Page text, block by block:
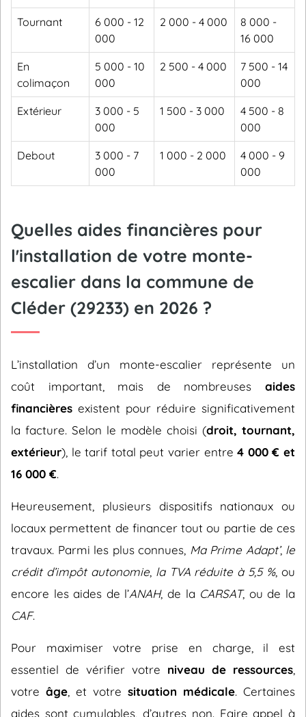
Tournant
6 000 - 12
000
2 000 - 4 000
8 000 -
16 000
En
colimaçon
5 000 - 10
000
2 500 - 4 000
7 500 - 14
000
Extérieur
3 000 - 5
000
1 500 - 3 000
4 500 - 8
000
Debout
3 000 - 7
000
1 000 - 2 000
4 000 - 9
000
Quelles aides financières pour
l'installation de votre monte-
escalier dans la commune de
Cléder (29233) en 2026 ?
L’installation d’un monte-escalier représente un
coût important, mais de nombreuses aides
financières existent pour réduire significativement
la facture. Selon le modèle choisi (droit, tournant,
extérieur), le tarif total peut varier entre4 000 € et
16 000 €.
Heureusement, plusieurs dispositifs nationaux ou
locaux permettent de financer tout ou partie de ces
travaux. Parmi les plus connues, Ma Prime Adapt’, le
crédit d’impôt autonomie, la TVA réduite à 5,5 %, ou
encore les aides de l’ANAH, de la CARSAT, ou de la
CAF.
Pour maximiser votre prise en charge, il est
essentiel de vérifier votre niveau de ressources
votre âge , et votre situation médicale. Certaines
aides sont cumulables, d’autres non. Faire appel à